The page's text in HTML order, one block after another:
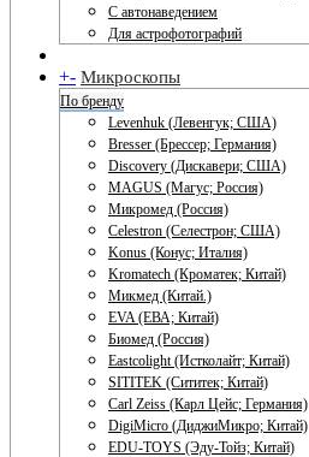
С автонаведением
Для астрофотографий
+- Микроскопы
По бренду
Levenhuk (Левенгук; США)
Bresser (Брессер; Германия)
Discovery (Дискавери; США)
MAGUS (Магус; Россия)
Микромед (Россия)
Celestron (Селестрон; США)
Konus (Конус; Италия)
Kromatech (Кроматек; Китай)
Микмед (Китай.)
EVA (ЕВА; Китай)
Биомед (Россия)
Eastcolight (Истколайт; Китай)
SITITEK (Сититек; Китай)
Carl Zeiss (Карл Цейс; Германия)
DigiMicro (ДиджиМикро; Китай)
EDU-TOYS (Эду-Тойз; Китай)